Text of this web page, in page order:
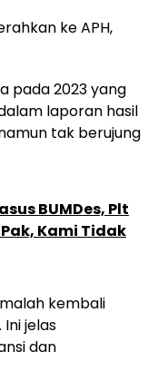
ke APH,
pada 2023 yang
laporan hasil
tak berujung
BUMDes, Plt
Kami Tidak
kembali
jelas
dan